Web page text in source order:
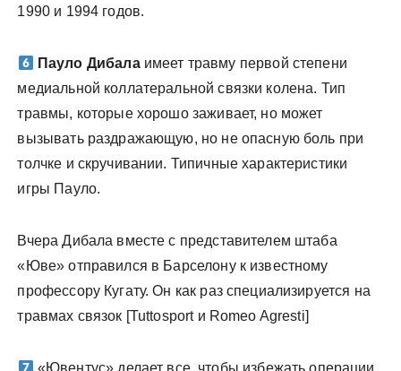
1990 и 1994 годов.
Пауло Дибалаимеет травму первой степени
медиальной коллатеральной связки колена. Тип
травмы, которые хорошо заживает, но может
вызывать раздражающую, но не опасную боль при
толчке и скручивании. Типичные характеристики
игры Пауло.
Вчера Дибала вместе с представителем штаба
«Юве» отправился в Барселону к известному
профессору Кугату. Он как раз специализируется на
травмах связок [Tuttosport и Romeo Agresti]
«Ювентус» делает все, чтобы избежать операции